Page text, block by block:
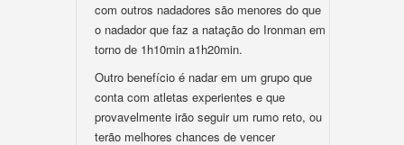
com outros nadadores são menores do que
o nadador que faz a natação do Ironman em
torno de 1h10min a1h20min.
Outro benefício é nadar em um grupo que
conta com atletas experientes e que
provavelmente irão seguir um rumo reto, ou
terão melhores chances de vencer